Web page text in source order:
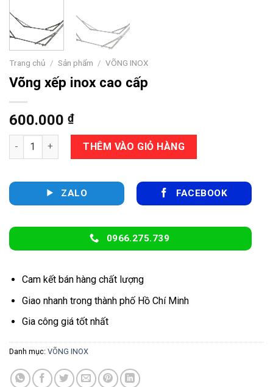
Trang chủ / Sản phẩm / VÕNG INOX
Võng xếp inox cao cấp
600.000 ₫
Võng xếp inox cao cấp số lượng
THÊM VÀO GIỎ HÀNG
ZALO FACEBOOK
0966.275.739
Cam kết bán hàng chất lượng
Giao nhanh trong thành phố Hồ Chí Minh
Gia công giá tốt nhất
Danh mục: VÕNG INOX